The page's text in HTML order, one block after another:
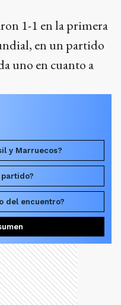
1-1 en la primera
en un partido
uno en cuanto a
y Marruecos?
del encuentro?